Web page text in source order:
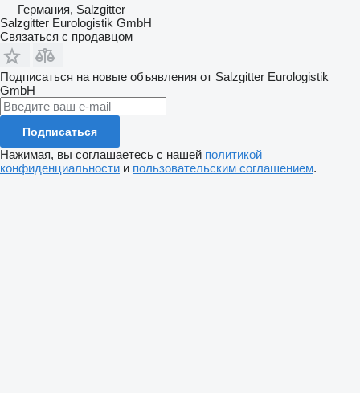
Германия, Salzgitter
Salzgitter Eurologistik GmbH
Связаться с продавцом
Подписаться на новые объявления от Salzgitter Eurologistik
GmbH
Подписаться
Нажимая, вы соглашаетесь с нашей политикой
конфиденциальности и пользовательским соглашением.